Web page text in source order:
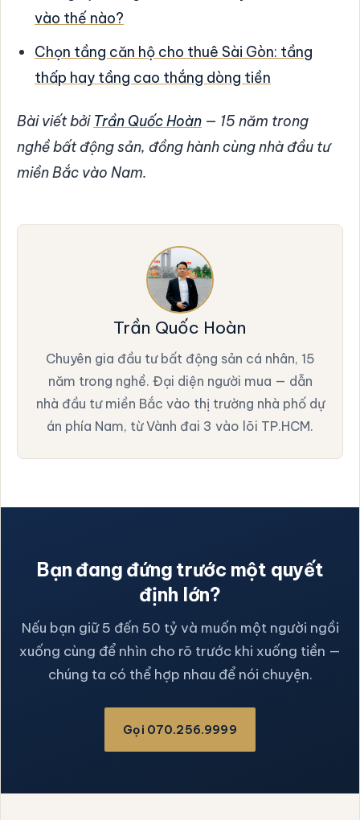
vào thế nào?
Chọn tầng căn hộ cho thuê Sài Gòn: tầng
thấp hay tầng cao thắng dòng tiền
Bài viết bởi Trần Quốc Hoàn — 15 năm trong
nghề bất động sản, đồng hành cùng nhà đầu tư
miền Bắc vào Nam.
Trần Quốc Hoàn
Chuyên gia đầu tư bất động sản cá nhân, 15
năm trong nghề. Đại diện người mua — dẫn
nhà đầu tư miền Bắc vào thị trường nhà phố dự
án phía Nam, từ Vành đai 3 vào lõi TP.HCM.
Bạn đang đứng trước một quyết
định lớn?
Nếu bạn giữ 5 đến 50 tỷ và muốn một người ngồi
xuống cùng để nhìn cho rõ trước khi xuống tiền —
chúng ta có thể hợp nhau để nói chuyện.
Gọi 070.256.9999